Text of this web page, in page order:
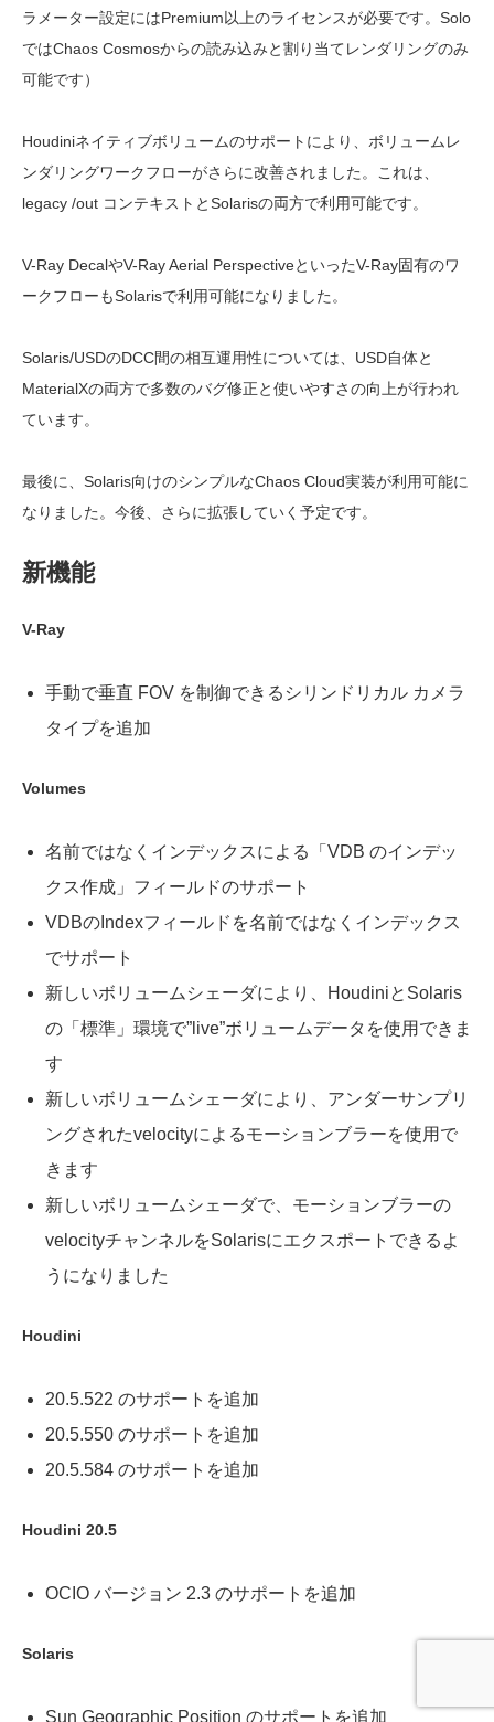
ラメーター設定にはPremium以上のライセンスが必要です。Solo
ではChaos Cosmosからの読み込みと割り当てレンダリングのみ
可能です）
Houdiniネイティブボリュームのサポートにより、ボリュームレ
ンダリングワークフローがさらに改善されました。これは、
legacy /out コンテキストとSolarisの両方で利用可能です。
V-Ray DecalやV-Ray Aerial PerspectiveといったV-Ray固有のワ
ークフローもSolarisで利用可能になりました。
Solaris/USDのDCC間の相互運用性については、USD自体と
MaterialXの両方で多数のバグ修正と使いやすさの向上が行われ
ています。
最後に、Solaris向けのシンプルなChaos Cloud実装が利用可能に
なりました。今後、さらに拡張していく予定です。
新機能
V-Ray
手動で垂直 FOV を制御できるシリンドリカル カメラ
タイプを追加
Volumes
名前ではなくインデックスによる「VDB のインデッ
クス作成」フィールドのサポート
VDBのIndexフィールドを名前ではなくインデックス
でサポート
新しいボリュームシェーダにより、HoudiniとSolaris
の「標準」環境で”live”ボリュームデータを使用できま
す
新しいボリュームシェーダにより、アンダーサンプリ
ングされたvelocityによるモーションブラーを使用で
きます
新しいボリュームシェーダで、モーションブラーの
velocityチャンネルをSolarisにエクスポートできるよ
うになりました
Houdini
20.5.522 のサポートを追加
20.5.550 のサポートを追加
20.5.584 のサポートを追加
Houdini 20.5
OCIO バージョン 2.3 のサポートを追加
Solaris
Sun Geographic Position のサポートを追加